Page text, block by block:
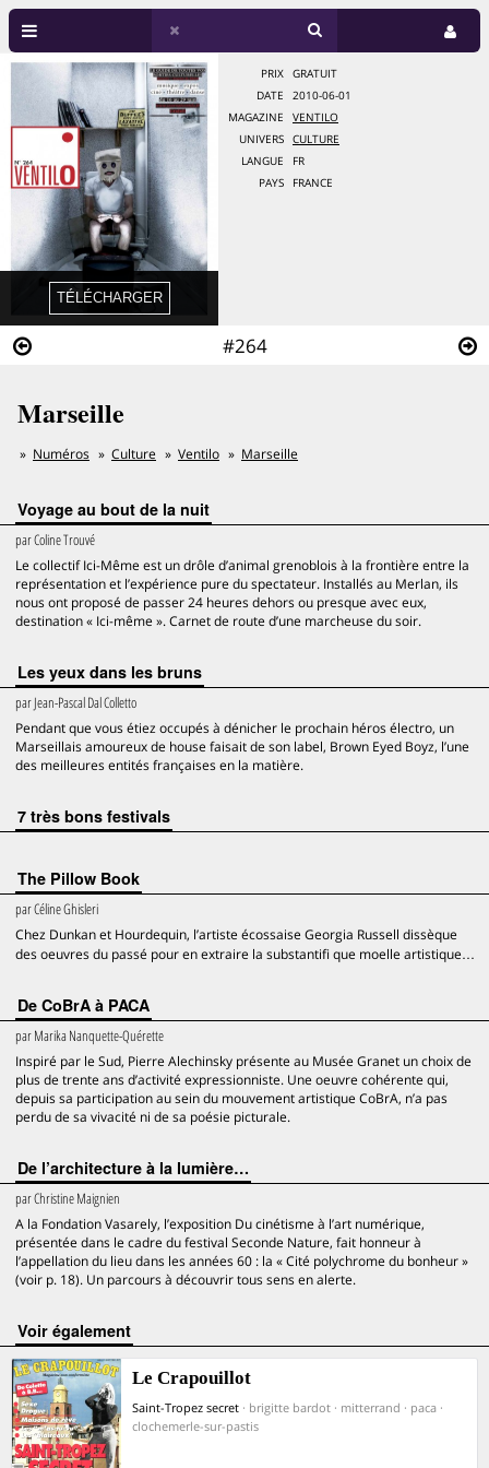
#264
PRIX
GRATUIT
DATE
2010-06-01
MAGAZINE
VENTILO
UNIVERS
CULTURE
LANGUE
FR
PAYS
FRANCE
Marseille
Numéros Culture Ventilo Marseille
Voyage au bout de la nuit
parColine Trouvé
Le collectif Ici-Même est un drôle d’animal grenoblois à la frontière entre la
représentation et l’expérience pure du spectateur. Installés au Merlan, ils
nous ont proposé de passer 24 heures dehors ou presque avec eux,
destination « Ici-même ». Carnet de route d’une marcheuse du soir.
Les yeux dans les bruns
parJean-Pascal Dal Colletto
Pendant que vous étiez occupés à dénicher le prochain héros électro, un
Marseillais amoureux de house faisait de son label, Brown Eyed Boyz, l’une
des meilleures entités françaises en la matière.
7 très bons festivals
The Pillow Book
parCéline Ghisleri
Chez Dunkan et Hourdequin, l’artiste écossaise Georgia Russell dissèque
des oeuvres du passé pour en extraire la substantifi que moelle artistique…
De CoBrA à PACA
parMarika Nanquette-Quérette
Inspiré par le Sud, Pierre Alechinsky présente au Musée Granet un choix de
plus de trente ans d’activité expressionniste. Une oeuvre cohérente qui,
depuis sa participation au sein du mouvement artistique CoBrA, n’a pas
perdu de sa vivacité ni de sa poésie picturale.
De l’architecture à la lumière…
parChristine Maignien
A la Fondation Vasarely, l’exposition Du cinétisme à l’art numérique,
présentée dans le cadre du festival Seconde Nature, fait honneur à
l’appellation du lieu dans les années 60 : la « Cité polychrome du bonheur »
(voir p. 18). Un parcours à découvrir tous sens en alerte.
voir également
Le Crapouillot
Saint-Tropez secret · brigitte bardot · mitterrand · paca ·
clochemerle-sur-pastis